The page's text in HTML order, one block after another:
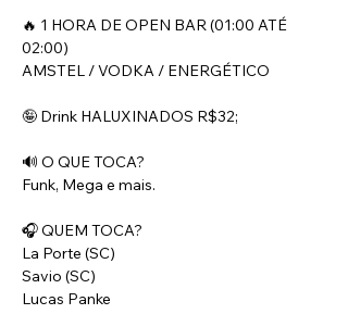
🔥 1 HORA DE OPEN BAR (01:00 ATÉ
02:00)
AMSTEL / VODKA / ENERGÉTICO
🤪 Drink HALUXINADOS R$32;
🔊 O QUE TOCA?
Funk, Mega e mais.
🎧 QUEM TOCA?
La Porte (SC)
Savio (SC)
Lucas Panke